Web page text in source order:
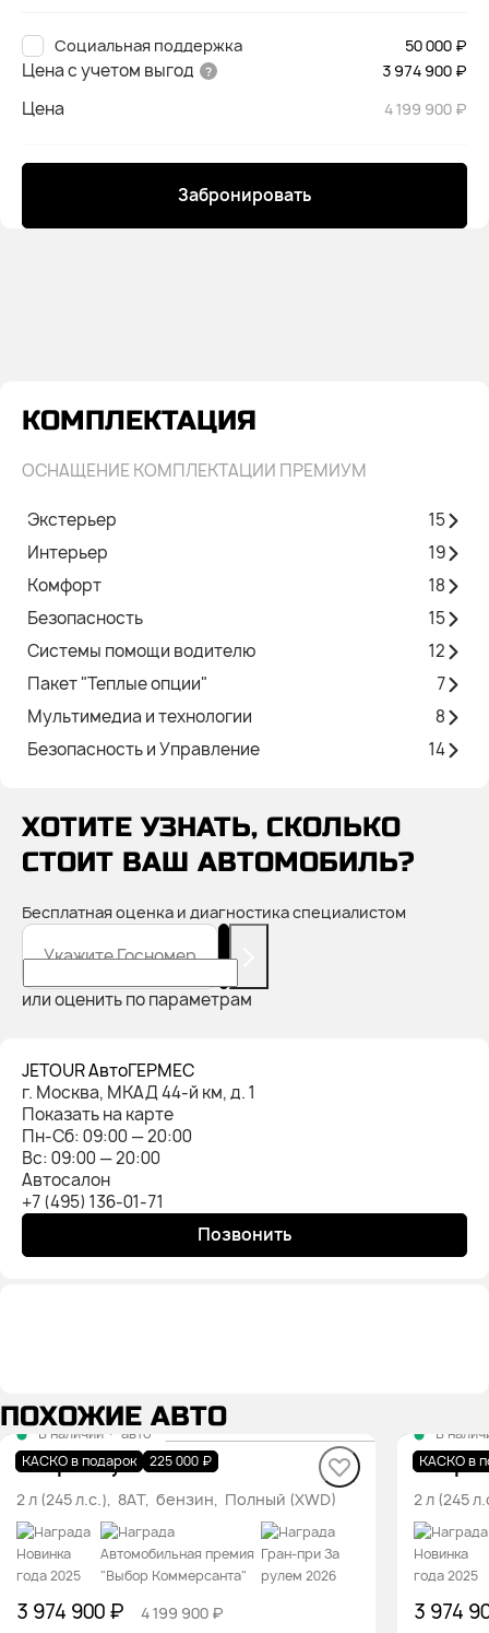
50 000 ₽
Социальная поддержка
Цена с учетом выгод 3 974 900 ₽
Цена 4 199 900 ₽
Забронировать
КОМПЛЕКТАЦИЯ
ОСНАЩЕНИЕ КОМПЛЕКТАЦИИ ПРЕМИУМ
Экстерьер
15
Интерьер
19
Комфорт
18
Безопасность
15
Системы помощи водителю
12
Пакет "Теплые опции"
7
Мультимедиа и технологии
8
Безопасность и Управление
14
ХОТИТЕ УЗНАТЬ, СКОЛЬКО
СТОИТ ВАШ АВТОМОБИЛЬ?
Бесплатная оценка и диагностика специалистом
Укажите Госномер
или оценить по параметрам
JETOUR АвтоГЕРМЕС
г. Москва, МКАД 44-й км, д. 1
Показать на карте
Пн-Cб: 09:00 — 20:00
Вс: 09:00 — 20:00
Автосалон
+7 (495) 136-01-71
Позвонить
ПОХОЖИЕ АВТО
КАСКО в подарок 225 000 ₽
В наличии · авто
T1 Премиум
2 л (245 л.с.), 8AT, бензин, Полный (XWD)
3 974 900 ₽ 4 199 900 ₽
КАСКО в
В
T1
2 л (245
3 974